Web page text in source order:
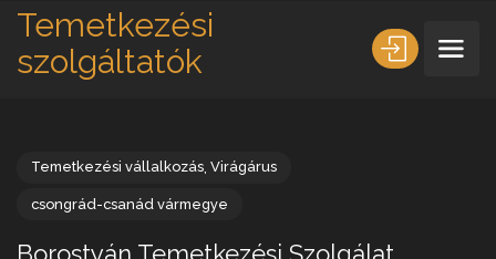
Temetkezési
szolgáltatók